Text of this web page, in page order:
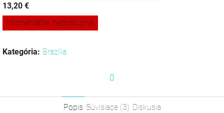
13,20 €
Jednotková
cena:
Momentálne nedostupné
Kategória: Brazília
Popis Súvisiace (3) Diskusia